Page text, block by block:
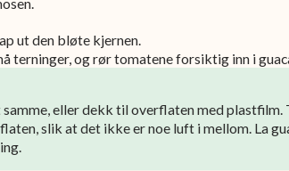
samme, eller dekk til overflaten med plastfilm.
slik at det ikke er noe luft i mellom. La